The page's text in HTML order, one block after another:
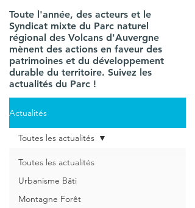
Toute l'année, des acteurs et le
Syndicat mixte du Parc naturel
régional des Volcans d'Auvergne
mènent des actions en faveur des
patrimoines et du développement
durable du territoire. Suivez les
actualités du Parc !
Actualités
Toutes les actualités
Urbanisme Bâti
Montagne Forêt
Toutes les actualités